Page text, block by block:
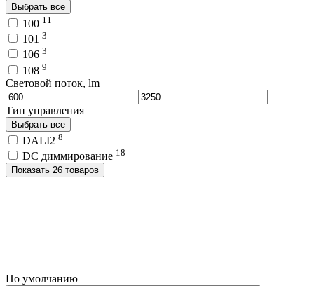
Выбрать все
100 11
101 3
106 3
108 9
Световой поток, lm
Тип управления
Выбрать все
DALI2 8
DC диммирование 18
Показать 26 товаров
По умолчанию